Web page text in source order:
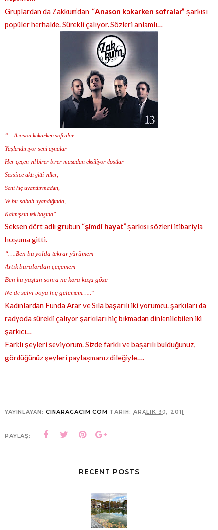
Gruplardan da Zakkum’dan “Anason kokarken sofralar” şarkısı
popüler herhalde. Sürekli çalıyor. Sözleri anlamlı…
“…Anason kokarken sofralar
Yaşlandırıyor seni aynalar
Her geçen yıl birer birer masadan eksiliyor dostlar
Sessizce aktı gitti yıllar,
Seni hiç uyandırmadan,
Ve bir sabah uyandığında,
Kalmışsın tek başına”
Seksen dört adlı grubun “şimdi hayat” şarkısı sözleri itibariyla
hoşuma gitti.
“….Ben bu yolda tekrar yürümem
Artık buralardan geçemem
Ben bu yaştan sonra ne kara kaşa göze
Ne de selvi boya hiç gelemem…..”
Kadınlardan Funda Arar ve Sıla başarılı iki yorumcu. şarkıları da
radyoda sürekli çalıyor şarkıları hiç bıkmadan dinlenilebilen iki
şarkıcı…
Farklı şeyleri seviyorum. Sizde farklı ve başarılı bulduğunuz,
gördüğünüz şeyleri paylaşmanız dileğiyle….
YAYINLAYAN: CINARAGACIM.COM TARIH: ARALIK 30, 2011
PAYLAŞ:
RECENT POSTS